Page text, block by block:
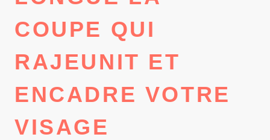
COUPE QUI
RAJEUNIT ET
ENCADRE VOTRE
VISAGE